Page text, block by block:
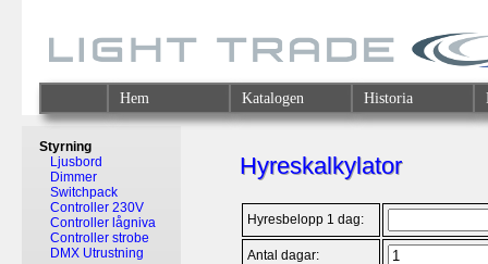
Hem Katalogen Historia
Styrning
Ljusbord
Dimmer
Switchpack
Controller 230V
Controller lågniva
Controller strobe
DMX Utrustning
Hyreskalkylator
Hyresbelopp 1 dag:
Antal dagar: